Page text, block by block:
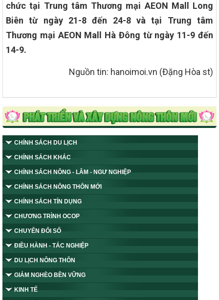
chức tại Trung tâm Thương mại AEON Mall Long
Biên từ ngày 21-8 đến 24-8 và tại Trung tâm
Thương mại AEON Mall Hà Đông từ ngày 11-9 đến
14-9.
Nguồn tin: hanoimoi.vn (Đặng Hòa st)
CHÍNH SÁCH DU LỊCH
CHÍNH SÁCH KHÁC
CHÍNH SÁCH NÔNG - LÂM - NGƯ NGHIỆP
CHÍNH SÁCH NÔNG THÔN MỚI
CHÍNH SÁCH TÍN DỤNG
CHƯƠNG TRÌNH OCOP
CHUYỂN ĐỔI SỐ
ĐIỀU HÀNH - TÁC NGHIỆP
DU LỊCH NÔNG THÔN
GIẢM NGHÈO BỀN VỮNG
KINH TẾ